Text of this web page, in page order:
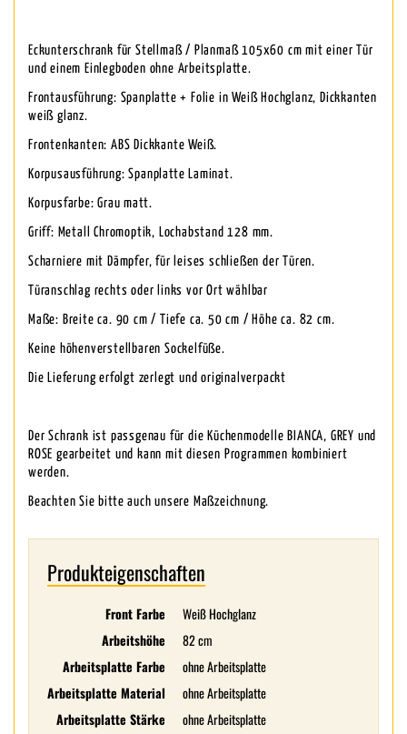
Eckunterschrank für Stellmaß / Planmaß 105x60 cm mit einer Tür
und einem Einlegboden ohne Arbeitsplatte.
Frontausführung: Spanplatte + Folie in Weiß Hochglanz, Dickkanten
weiß glanz.
Frontenkanten: ABS Dickkante Weiß.
Korpusausführung: Spanplatte Laminat.
Korpusfarbe: Grau matt.
Griff: Metall Chromoptik, Lochabstand 128 mm.
Scharniere mit Dämpfer, für leises schließen der Türen.
Türanschlag rechts oder links vor Ort wählbar
Maße: Breite ca. 90 cm / Tiefe ca. 50 cm / Höhe ca. 82 cm.
Keine höhenverstellbaren Sockelfüße.
Die Lieferung erfolgt zerlegt und originalverpackt
Der Schrank ist passgenau für die Küchenmodelle BIANCA, GREY und
ROSE gearbeitet und kann mit diesen Programmen kombiniert
werden.
Beachten Sie bitte auch unsere Maßzeichnung.
Produkteigenschaften
Front Farbe
Weiß Hochglanz
Arbeitshöhe
82 cm
Arbeitsplatte Farbe
ohne Arbeitsplatte
Arbeitsplatte Material
ohne Arbeitsplatte
Arbeitsplatte Stärke
ohne Arbeitsplatte